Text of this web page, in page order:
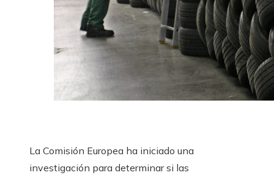
La Comisión Europea ha iniciado una
investigación para determinar si las